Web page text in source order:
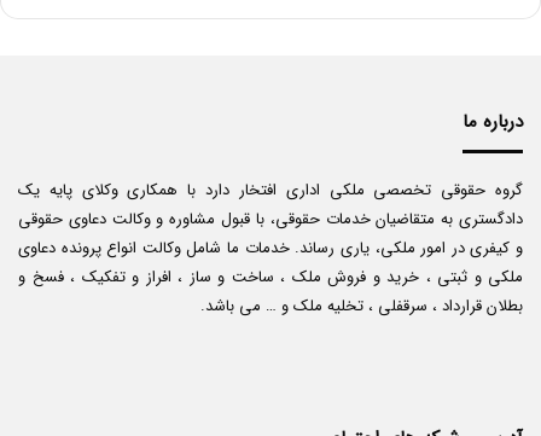
درباره ما
گروه حقوقی تخصصی ملکی اداری افتخار دارد با همکاری وکلای پایه یک
دادگستری به متقاضیان خدمات حقوقی، با قبول مشاوره و وکالت دعاوی حقوقی
و کیفری در امور ملکی، یاری رساند. خدمات ما شامل وکالت انواع پرونده دعاوی
ملکی و ثبتی ، خرید و فروش ملک ، ساخت و ساز ، افراز و تفکیک ، فسخ و
بطلان قرارداد ، سرقفلی ، تخلیه ملک و … می باشد.